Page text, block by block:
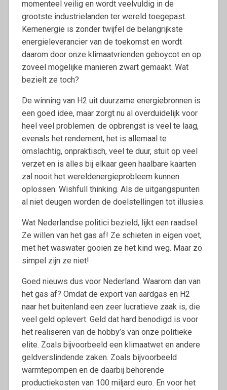
momenteel veilig en wordt veelvuldig in de
grootste industrielanden ter wereld toegepast.
Kernenergie is zonder twijfel de belangrijkste
energieleverancier van de toekomst en wordt
daarom door onze klimaatvrienden geboycot en op
zoveel mogelijke manieren zwart gemaakt. Wat
bezielt ze toch?
De winning van H2 uit duurzame energiebronnen is
een goed idee, maar zorgt nu al overduidelijk voor
heel veel problemen: de opbrengst is veel te laag,
evenals het rendement, het is allemaal te
omslachtig, onpraktisch, veel te duur, stuit op veel
verzet en is alles bij elkaar geen haalbare kaarten
zal nooit het wereldenergieprobleem kunnen
oplossen. Wishfull thinking. Als de uitgangspunten
al niet deugen worden de doelstellingen tot illusies.
Wat Nederlandse politici bezield, lijkt een raadsel.
Ze willen van het gas af! Ze schieten in eigen voet,
met het waswater gooien ze het kind weg. Maar zo
simpel zijn ze niet!
Goed nieuws dus voor Nederland. Waarom dan van
het gas af? Omdat de export van aardgas en H2
naar het buitenland een zeer lucratieve zaak is, die
veel geld oplevert. Geld dat hard benodigd is voor
het realiseren van de hobby’s van onze politieke
elite. Zoals bijvoorbeeld een klimaatwet en andere
geldverslindende zaken. Zoals bijvoorbeeld
warmtepompen en de daarbij behorende
productiekosten van 100 miljard euro. En voor het